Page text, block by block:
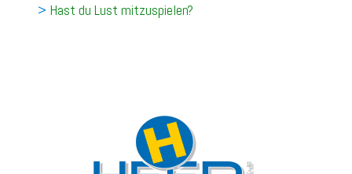
> Hast du Lust mitzuspielen?